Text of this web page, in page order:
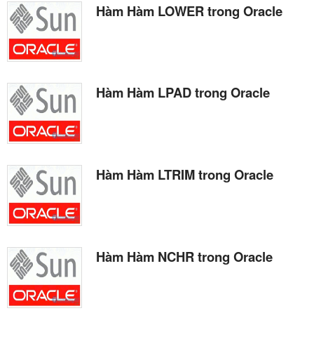
Hàm Hàm LOWER trong Oracle
Hàm Hàm LPAD trong Oracle
Hàm Hàm LTRIM trong Oracle
Hàm Hàm NCHR trong Oracle